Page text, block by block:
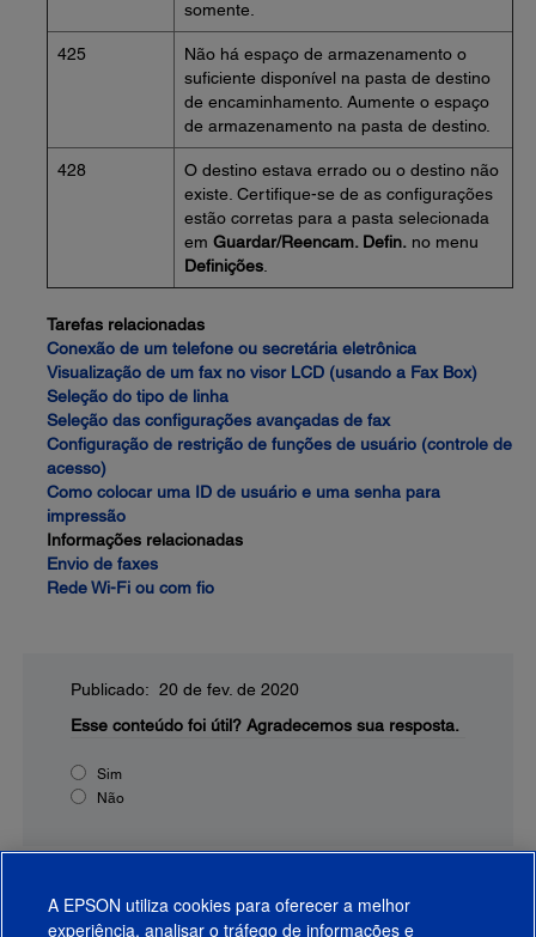
somente.
425
Não há espaço de armazenamento o
suficiente disponível na pasta de destino
de encaminhamento. Aumente o espaço
de armazenamento na pasta de destino.
428
O destino estava errado ou o destino não
existe. Certifique-se de as configurações
estão corretas para a pasta selecionada
em Guardar/Reencam. Defin. no menu
Definições
Tarefas relacionadas
Conexão de um telefone ou secretária eletrônica
Visualização de um fax no visor LCD (usando a Fax Box)
Seleção do tipo de linha
Seleção das configurações avançadas de fax
Configuração de restrição de funções de usuário (controle de
acesso)
Como colocar uma ID de usuário e uma senha para
impressão
Informações relacionadas
Envio de faxes
Rede Wi-Fi ou com fio
Publicado: 20 de fev. de 2020
Esse conteúdo foi útil? Agradecemos sua resposta.
Sim
Não
A EPSON utiliza cookies para oferecer a melhor
experiência, analisar o tráfego de informações e